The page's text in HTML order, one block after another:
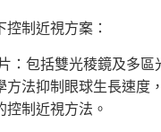
制近視方案：
包括雙光稜鏡及多區
方法抑制眼球生長速度
制近視方法。